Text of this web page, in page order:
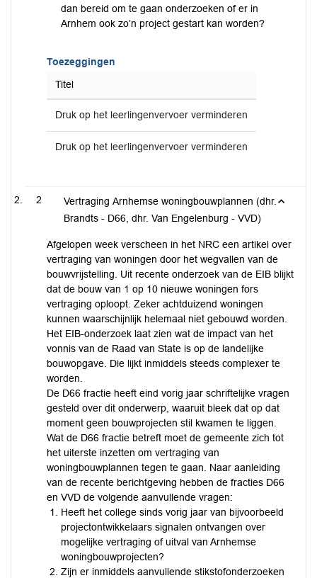
dan bereid om te gaan onderzoeken of er in
Arnhem ook zo’n project gestart kan worden?
Toezeggingen
Titel
Druk op het leerlingenvervoer verminderen
Druk op het leerlingenvervoer verminderen
2
Vertraging Arnhemse woningbouwplannen (dhr.
Brandts - D66, dhr. Van Engelenburg - VVD)
Afgelopen week verscheen in het NRC een artikel over
vertraging van woningen door het wegvallen van de
bouwvrijstelling. Uit recente onderzoek van de EIB blijkt
dat de bouw van 1 op 10 nieuwe woningen fors
vertraging oploopt. Zeker achtduizend woningen
kunnen waarschijnlijk helemaal niet gebouwd worden.
Het EIB-onderzoek laat zien wat de impact van het
vonnis van de Raad van State is op de landelijke
bouwopgave. Die lijkt inmiddels steeds complexer te
worden.
De D66 fractie heeft eind vorig jaar schriftelijke vragen
gesteld over dit onderwerp, waaruit bleek dat op dat
moment geen bouwprojecten stil kwamen te liggen.
Wat de D66 fractie betreft moet de gemeente zich tot
het uiterste inzetten om vertraging van
woningbouwplannen tegen te gaan. Naar aanleiding
van de recente berichtgeving hebben de fracties D66
en VVD de volgende aanvullende vragen:
Heeft het college sinds vorig jaar van bijvoorbeeld
projectontwikkelaars signalen ontvangen over
mogelijke vertraging of uitval van Arnhemse
woningbouwprojecten?
Zijn er inmiddels aanvullende stikstofonderzoeken